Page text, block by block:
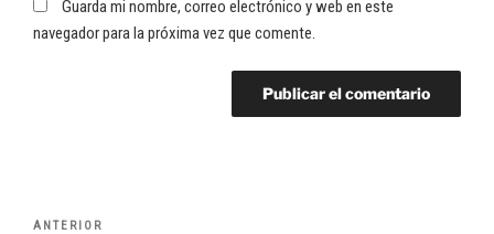
Guarda mi nombre, correo electrónico y web en este
navegador para la próxima vez que comente.
Navegación
Entrada
ANTERIOR